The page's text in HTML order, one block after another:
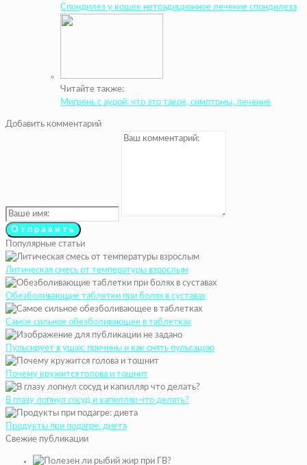
Спондилез у кошек нетрадиционное лечение спондилеза
Читайте также:
Мигрень с аурой: что это такое, симптомы, лечение
Добавить комментарий
Популярные статьи
Литическая смесь от температуры взрослым
Обезболивающие таблетки при болях в суставах
Самое сильное обезболивающее в таблетках
Пульсирует в ушах: причины и как снять пульсацию
Почему кружится голова и тошнит
В глазу лопнул сосуд и капилляр что делать?
Продукты при подагре: диета
Свежие публикации